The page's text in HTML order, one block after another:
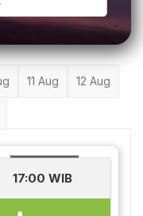
11 Aug 12 Aug
17:00 WIB